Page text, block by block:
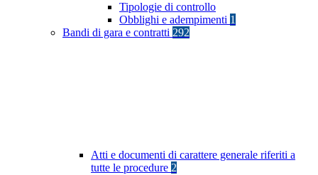
Tipologie di controllo
Obblighi e adempimenti 1
Bandi di gara e contratti 292
Atti e documenti di carattere generale riferiti a
tutte le procedure 2